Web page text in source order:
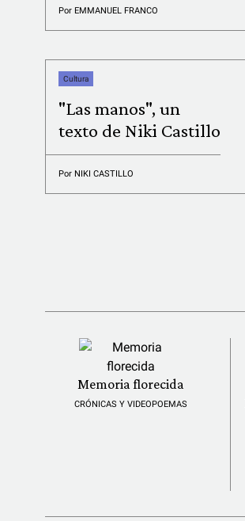
Por EMMANUEL FRANCO
Cultura
"Las manos", un
texto de Niki Castillo
Por NIKI CASTILLO
Memoria florecida
CRÓNICAS Y VIDEOPOEMAS